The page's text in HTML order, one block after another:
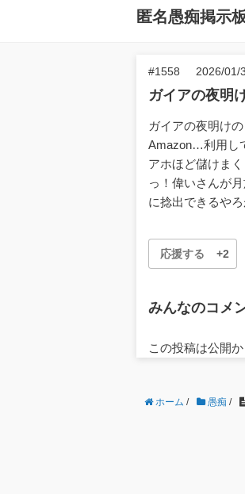
匿名愚痴掲示
#1558 2026/01/
ガイアの夜明
ガイアの夜明け
Amazon…利用し
アホほど儲けま
っ！偉いさんが
に捻出できるや
応援する +2
みんなのコメ
この投稿は公開
ホーム / 愚痴 /